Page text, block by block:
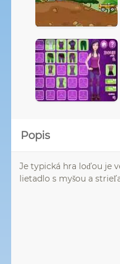
Popis
Je typická hra loďou je
lietadlo s myšou a